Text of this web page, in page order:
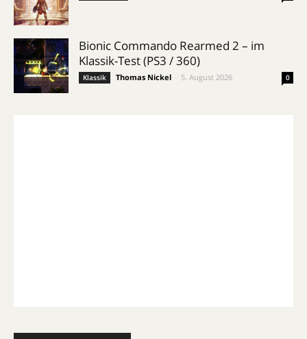
Bionic Commando Rearmed 2 – im
Klassik-Test (PS3 / 360)
Klassik Thomas Nickel 5. August 2026 0